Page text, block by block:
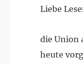
Liebe
die Union
heute